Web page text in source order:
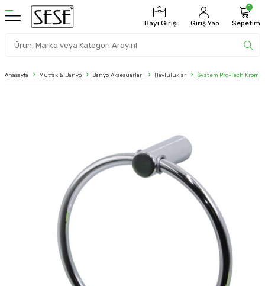
Bayi Girişi Giriş Yap
0
Sepetim
Anasayfa Mutfak & Banyo Banyo Aksesuarları Havluluklar System Pro-Tech Krom